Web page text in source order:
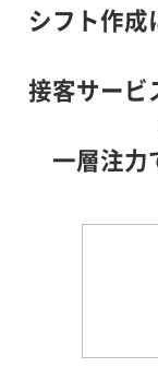
シフト作
接客サービ
一層注力